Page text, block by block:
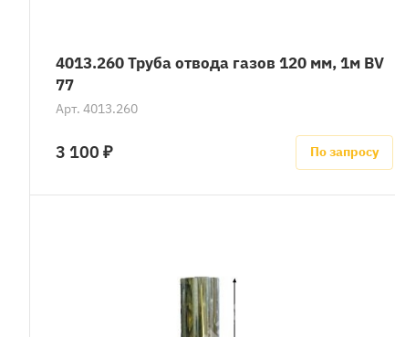
4013.260 Труба отвода газов 120 мм, 1м BV
77
Арт. 4013.260
3 100 ₽ По запросу